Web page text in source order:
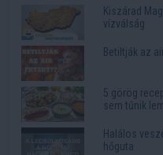
Kiszárad
vízválság
Betiltják az
5 görög
sem tűnik
Halálos
hőguta